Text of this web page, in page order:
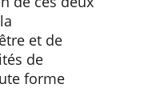
et de
de
forme